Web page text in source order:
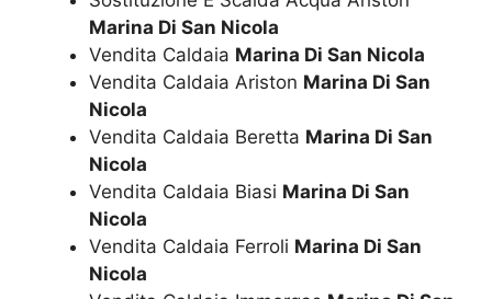
Marina Di San Nicola
Vendita Caldaia Marina Di San Nicola
Vendita Caldaia Ariston Marina Di San
Nicola
Vendita Caldaia Beretta Marina Di San
Nicola
Vendita Caldaia Biasi Marina Di San
Nicola
Vendita Caldaia Ferroli Marina Di San
Nicola